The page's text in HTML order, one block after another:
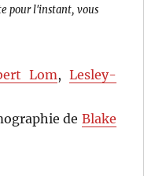
pour l'instant, vous
Lom, Lesley-
de Blake